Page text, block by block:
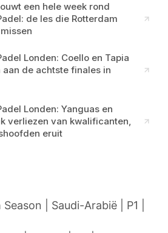
een hele week rond
de les die Rotterdam
Londen: Coello en Tapia
aan de achtste finales in
Londen: Yanguas en
verliezen van kwalificanten,
eruit
Season | Saudi-Arabië | P1 |